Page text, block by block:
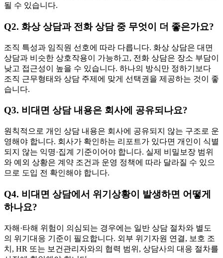
될 수 있습니다.
Q2. 화상 상담과 전화 상담 중 무엇이 더 좋은가요?
조직 특성과 임직원 선호에 따라 다릅니다. 화상 상담은 대면
상담과 비슷한 상호작용이 가능하고, 전화 상담은 장소 부담이
낮고 접근성이 높을 수 있습니다. 하나의 방식만 정하기보다
조직 근무형태와 상담 주제에 맞게 선택권을 제공하는 것이 좋
습니다.
Q3. 비대면 상담 내용은 회사에 공유되나요?
원칙적으로 개인 상담 내용은 회사에 공유되지 않는 구조로 운
영해야 합니다. 회사가 확인하는 리포트가 있다면 개인이 식별
되지 않는 익명·집계 기준이어야 합니다. 실제 비밀보장 범위
와 예외 상황은 계약 조건과 운영 정책에 따라 달라질 수 있으
므로 도입 전 확인해야 합니다.
Q4. 비대면 상담에서 위기상황이 발생하면 어떻게
하나요?
자해·타해 위험이 의심되는 경우에는 일반 상담 절차와 별도
의 위기대응 기준이 필요합니다. 외부 위기자원 연결, 보호 조
치, HR 또는 보건관리자와의 협력 범위, 상담사의 대응 절차를